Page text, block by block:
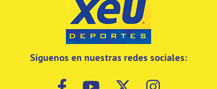
Síguenos en nuestras redes sociales: